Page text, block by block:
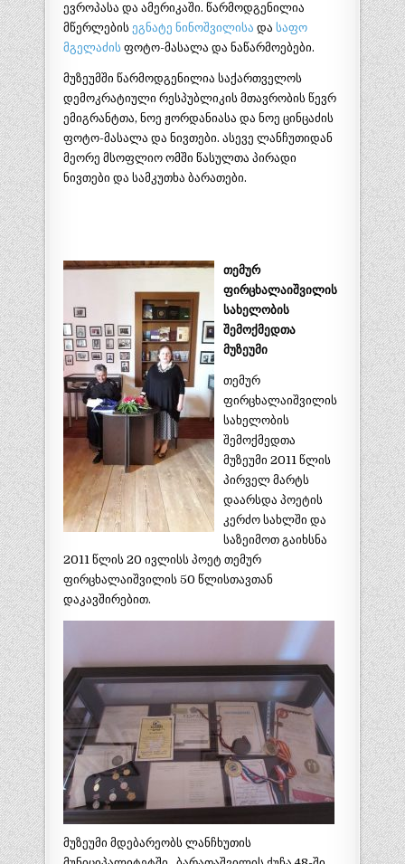
ევროპასა და ამერიკაში. წარმოდგენილია
მწერლების ეგნატე ნინოშვილისა და საფო
მგელაძის ფოტო-მასალა და ნაწარმოებები.
მუზეუმში წარმოდგენილია საქართველოს
დემოკრატიული რესპუბლიკის მთავრობის წევრ
ემიგრანტთა, ნოე ჟორდანიასა და ნოე ცინცაძის
ფოტო-მასალა და ნივთები. ასევე ლანჩუთიდან
მეორე მსოფლიო ომში წასულთა პირადი
ნივთები და სამკუთხა ბარათები.
თემურ
ფირცხალაიშვილის
სახელობის
შემოქმედთა
მუზეუმი
თემურ
ფირცხალაიშვილის
სახელობის
შემოქმედთა
მუზეუმი 2011 წლის
პირველ მარტს
დაარსდა პოეტის
კერძო სახლში და
საზეიმოთ გაიხსნა
2011 წლის 20 ივლისს პოეტ თემურ
ფირცხალაიშვილის 50 წლისთავთან
დაკავშირებით.
მუზეუმი მდებარეობს ლანჩხუთის